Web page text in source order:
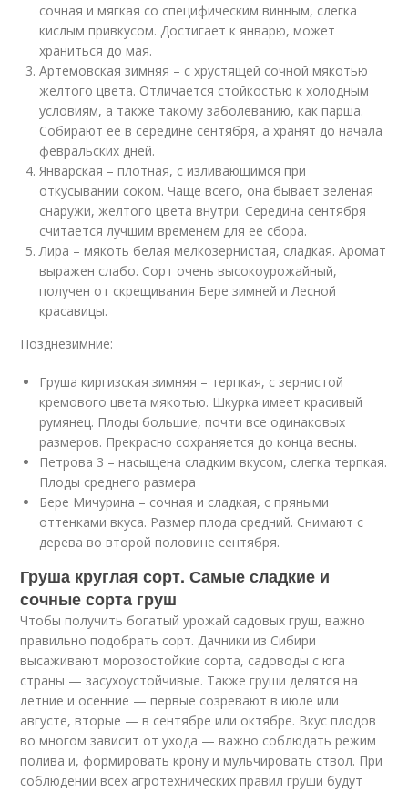
сочная и мягкая со специфическим винным, слегка
кислым привкусом. Достигает к январю, может
храниться до мая.
Артемовская зимняя – с хрустящей сочной мякотью
желтого цвета. Отличается стойкостью к холодным
условиям, а также такому заболеванию, как парша.
Собирают ее в середине сентября, а хранят до начала
февральских дней.
Январская – плотная, с изливающимся при
откусывании соком. Чаще всего, она бывает зеленая
снаружи, желтого цвета внутри. Середина сентября
считается лучшим временем для ее сбора.
Лира – мякоть белая мелкозернистая, сладкая. Аромат
выражен слабо. Сорт очень высокоурожайный,
получен от скрещивания Бере зимней и Лесной
красавицы.
Позднезимние:
Груша киргизская зимняя – терпкая, с зернистой
кремового цвета мякотью. Шкурка имеет красивый
румянец. Плоды большие, почти все одинаковых
размеров. Прекрасно сохраняется до конца весны.
Петрова 3 – насыщена сладким вкусом, слегка терпкая.
Плоды среднего размера
Бере Мичурина – сочная и сладкая, с пряными
оттенками вкуса. Размер плода средний. Снимают с
дерева во второй половине сентября.
Груша круглая сорт. Самые сладкие и
сочные сорта груш
Чтобы получить богатый урожай садовых груш, важно
правильно подобрать сорт. Дачники из Сибири
высаживают морозостойкие сорта, садоводы с юга
страны — засухоустойчивые. Также груши делятся на
летние и осенние — первые созревают в июле или
августе, вторые — в сентябре или октябре. Вкус плодов
во многом зависит от ухода — важно соблюдать режим
полива и, формировать крону и мульчировать ствол. При
соблюдении всех агротехнических правил груши будут